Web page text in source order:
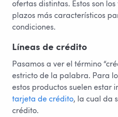
ofertas distintas. Estos son
plazos más característicos
condiciones.
Líneas de crédito
Pasamos a ver el término
estricto de la palabra. Para
estos productos suelen estar
tarjeta de crédito, la cual da
crédito.